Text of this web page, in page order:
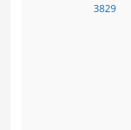
3829